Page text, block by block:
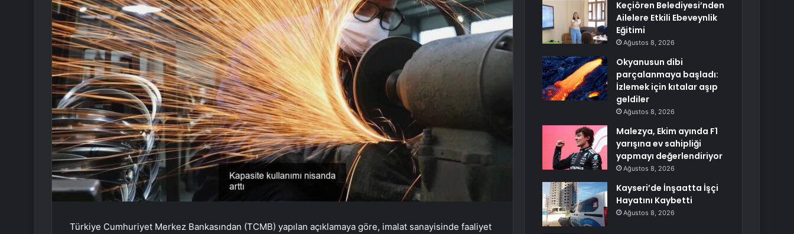
Türkiye Cumhuriyet Merkez Bankasından (TCMB) yapılan açıklamaya göre, imalat sanayisinde faaliyet
Keçiören Belediyesi’nden
Ailelere Etkili Ebeveynlik
Eğitimi
Ağustos 8, 2026
Okyanusun dibi
parçalanmaya başladı:
İzlemek için kıtalar aşıp
geldiler
Ağustos 8, 2026
Malezya, Ekim ayında F1
yarışına ev sahipliği
yapmayı değerlendiriyor
Ağustos 8, 2026
Kayseri’de İnşaatta İşçi
Hayatını Kaybetti
Ağustos 8, 2026